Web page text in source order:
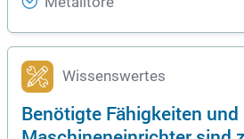
Wissenswertes
Benötigte Fähigkeiten